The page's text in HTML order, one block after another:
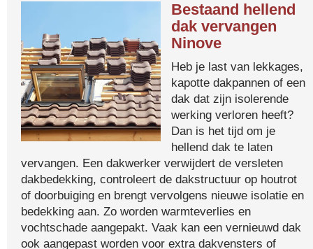
Bestaand hellend
dak vervangen
Ninove
Heb je last van lekkages,
kapotte dakpannen of een
dak dat zijn isolerende
werking verloren heeft?
Dan is het tijd om je
hellend dak te laten
vervangen. Een dakwerker verwijdert de versleten
dakbedekking, controleert de dakstructuur op houtrot
of doorbuiging en brengt vervolgens nieuwe isolatie en
bedekking aan. Zo worden warmteverlies en
vochtschade aangepakt. Vaak kan een vernieuwd dak
ook aangepast worden voor extra dakvensters of